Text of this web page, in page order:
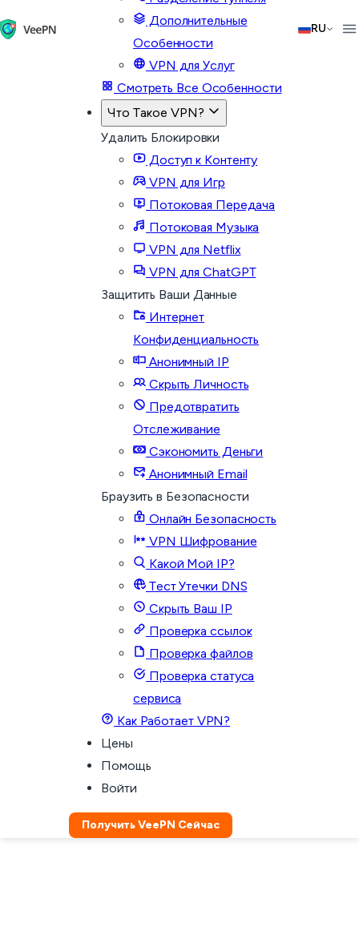
Дополнительные
Особенности
VPN для Услуг
Смотреть Все Особенности
Что Такое VPN?
Удалить Блокировки
Доступ к Контенту
VPN для Игр
Потоковая Передача
Потоковая Музыка
VPN для Netflix
VPN для ChatGPT
Защитить Ваши Данные
Интернет
Конфиденциальность
Анонимный IP
Скрыть Личность
Предотвратить
Отслеживание
Сэкономить Деньги
Анонимный Email
Браузить в Безопасности
Онлайн Безопасность
VPN Шифрование
Какой Мой IP?
Тест Утечки DNS
Скрыть Ваш IP
Проверка ссылок
Проверка файлов
Проверка статуса
сервиса
Как Работает VPN?
Цены
Помощь
Войти
Получить VeePN Сейчас
RU